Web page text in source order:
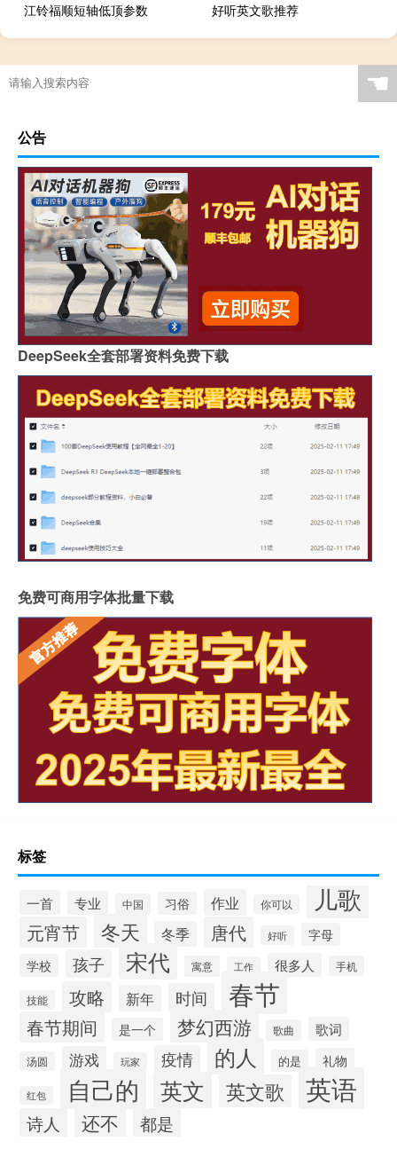
江铃福顺短轴低顶参数 好听英文歌推荐
☚
公告
DeepSeek全套部署资料免费下载
免费可商用字体批量下载
标签
一首 专业 中国 习俗 作业 你可以 儿歌
元宵节 冬天 冬季 唐代 好听
字母
学校
孩子 宋代 寓意 工作 很多人 手机
技能 攻略 新年 时间 春节
春节期间 是一个 梦幻西游 歌曲 歌词
汤圆 游戏 玩家 疫情 的人 的是 礼物
红包 自己的 英文 英文歌 英语
诗人 还不 都是